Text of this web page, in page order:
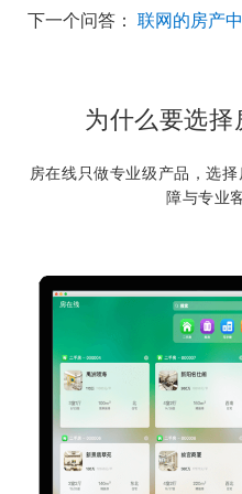
下一个问答：
为什么要选择
房在线只做专业级产品，选
障与专业